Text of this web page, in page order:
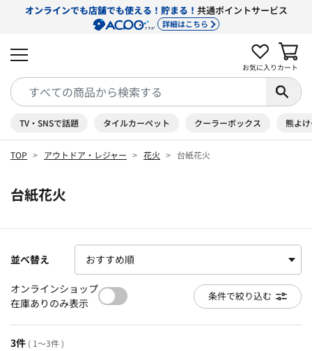
オンラインでも店舗でも使える！貯まる！ 共通ポイントサービス
詳細はこちら
お気に入り カート
TV・SNSで話題 タイルカーペット クーラーボックス 熊よ
TOP アウトドア・レジャー 花火 台紙花火
台紙花火
並べ替え
オンラインショップ
在庫ありのみ表示
条件で絞り込む
3件 ( 1～3件 )